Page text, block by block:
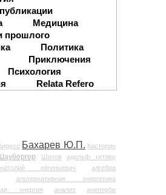
Медицина
прошлого
Политика
Приключения
Психология
Relata Refero
Бахарев Ю.П. Кастерин
Шипов
адольф гитлер
евгеньевич
алгебра
альтернативная энергетика
энергия
анализ аненербе